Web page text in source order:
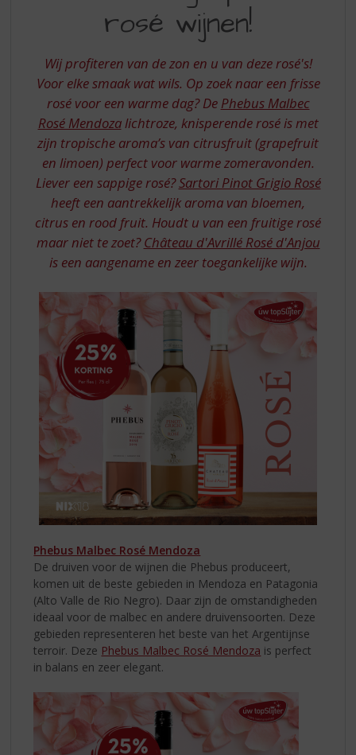
WIJNEN
rosé wijnen!
Wij profiteren van de zon en u van deze rosé's!
Voor elke smaak wat wils. Op zoek naar een frisse
rosé voor een warme dag? De Phebus Malbec
Rosé Mendozalichtroze, knisperende rosé is met
zijn tropische aroma’s van citrusfruit (grapefruit
en limoen) perfect voor warme zomeravonden.
Liever een sappige rosé?Sartori Pinot Grigio Rosé
heeft een aantrekkelijk aroma van bloemen,
citrus en rood fruit. Houdt u van een fruitige rosé
maar niet te zoet?Château d'Avrillé Rosé d'Anjou
is een aangename en zeer toegankelijke wijn.
Phebus Malbec Rosé Mendoza
De druiven voor de wijnen die Phebus produceert,
komen uit de beste gebieden in Mendoza en Patagonia
(Alto Valle de Rio Negro). Daar zijn de omstandigheden
ideaal voor de malbec en andere druivensoorten. Deze
gebieden representeren het beste van het Argentijnse
terroir. Deze Phebus Malbec Rosé Mendoza is perfect
in balans en zeer elegant.